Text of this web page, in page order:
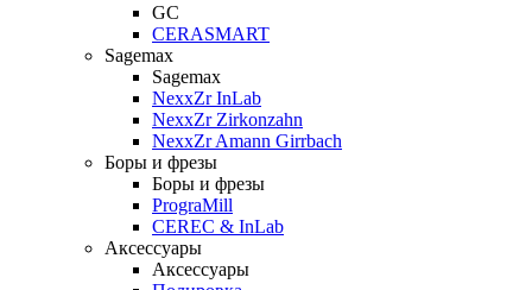
GC
CERASMART
Sagemax
Sagemax
NexxZr InLab
NexxZr Zirkonzahn
NexxZr Amann Girrbach
Боры и фрезы
Боры и фрезы
PrograMill
CEREC & InLab
Аксессуары
Аксессуары